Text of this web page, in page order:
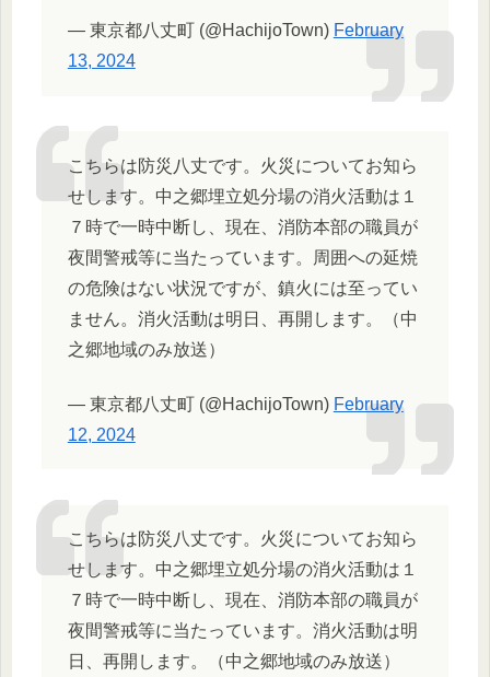
— 東京都八丈町 (@HachijoTown) February
13, 2024
こちらは防災八丈です。火災についてお知ら
せします。中之郷埋立処分場の消火活動は１
７時で一時中断し、現在、消防本部の職員が
夜間警戒等に当たっています。周囲への延焼
の危険はない状況ですが、鎮火には至ってい
ません。消火活動は明日、再開します。（中
之郷地域のみ放送）
— 東京都八丈町 (@HachijoTown) February
12, 2024
こちらは防災八丈です。火災についてお知ら
せします。中之郷埋立処分場の消火活動は１
７時で一時中断し、現在、消防本部の職員が
夜間警戒等に当たっています。消火活動は明
日、再開します。（中之郷地域のみ放送）